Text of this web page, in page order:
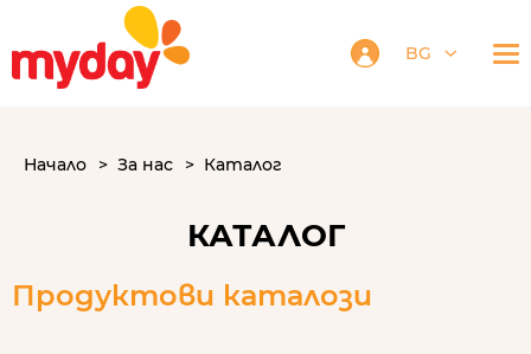
BG
Начало За нас Каталог
КАТАЛОГ
Продуктови каталози